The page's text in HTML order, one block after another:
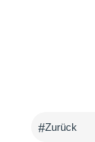
#Zurück